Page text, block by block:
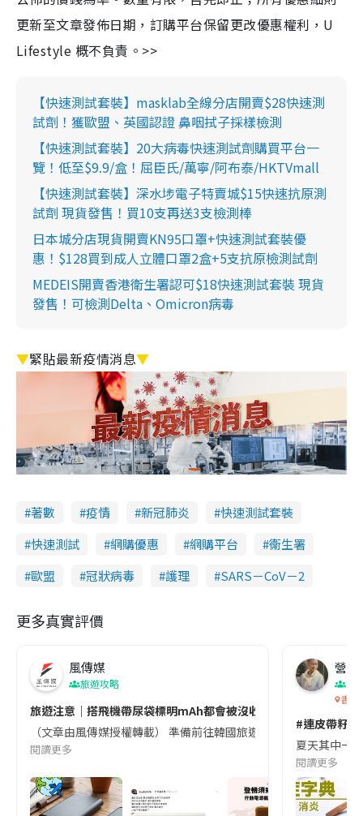
更新至文章發佈日期，訂購平台保留更改優惠權利，U
Lifestyle 概不負責。>>
【快速測試套裝】masklab全線分店開賣$28快速測
試劑！獲歐盟、英國認證 鼻咽拭子採樣檢測
【快速測試套裝】20大病毒快速測試劑購買平台一
覽！低至$9.9/盒！屈臣氏/萬寧/阿布泰/HKTVmall
【快速測試套裝】深水埗電子特賣城$15快速抗原測
試劑 現貨發售！買10支再送3支檢測棒
日本城分店現貨開賣KN95口罩+快速測試套裝優
惠！$128買到成人立體口罩2盒+5支抗原檢測試劑
MEDEIS開賣香港衛生署認可$18快速測試套裝 現貨
發售！可檢測Delta、Omicron病毒
▼緊貼最新疫情消息▼
著數 疫情 新冠肺炎
快速測試套裝
快速測試
網購優惠 網購平台
衞生署
歐盟
冠狀病毒 護理 SARS－CoV－2
更多真實評價
風傳媒
旅遊攻略
旅遊注意｜搭飛機帶尿袋標明mAh都會被沒收😱出發前切記檢查
（文章由風傳媒授權轉載） 準備前往韓國旅遊的民眾，近期要
閱讀更多
營養
香港
#連皮帶籽
夏天其中一
閱讀更多